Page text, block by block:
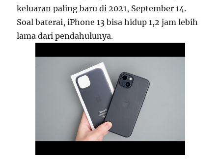
keluaran paling baru di 2021, September 14.
Soal baterai, iPhone 13 bisa hidup 1,2 jam lebih
lama dari pendahulunya.